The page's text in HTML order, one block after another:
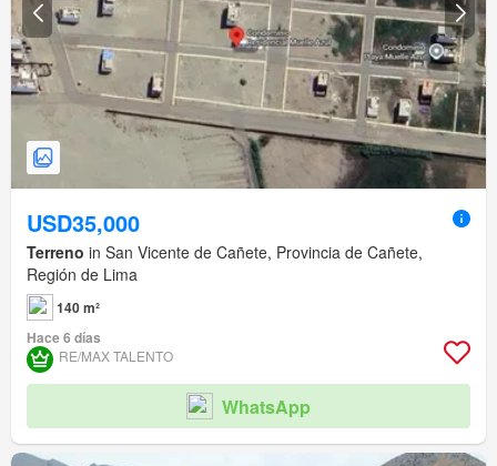
USD35,000
Terreno in San Vicente de Cañete, Provincia de Cañete,
Región de Lima
140 m²
Hace 6 días
RE/MAX TALENTO
WhatsApp